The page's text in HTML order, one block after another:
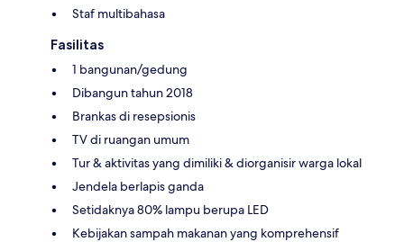
Staf multibahasa
Fasilitas
1 bangunan/gedung
Dibangun tahun 2018
Brankas di resepsionis
TV di ruangan umum
Tur & aktivitas yang dimiliki & diorganisir warga lokal
Jendela berlapis ganda
Setidaknya 80% lampu berupa LED
Kebijakan sampah makanan yang komprehensif